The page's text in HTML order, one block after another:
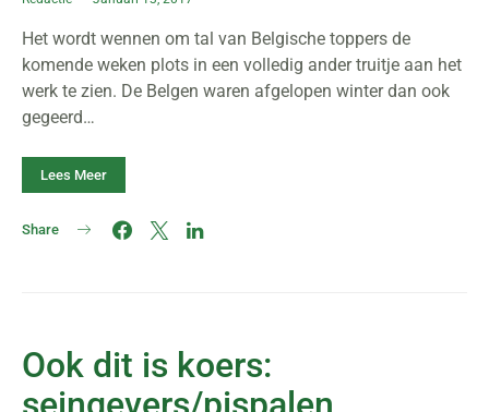
Het wordt wennen om tal van Belgische toppers de
komende weken plots in een volledig ander truitje aan het
werk te zien. De Belgen waren afgelopen winter dan ook
gegeerd…
Lees Meer
Share
Ook dit is koers: